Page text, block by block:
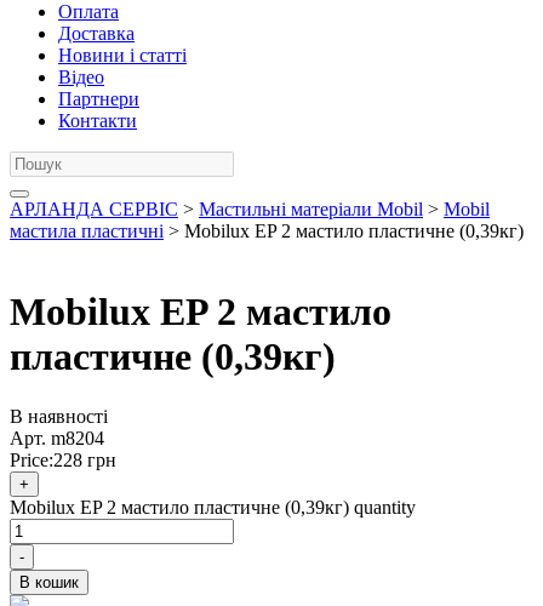
Оплата
Доставка
Новини і статті
Відео
Партнери
Контакти
АРЛАНДА СЕРВІС > Мастильні матеріали Mobil > Mobil
мастила пластичні > Mobilux EP 2 мастило пластичне (0,39кг)
Mobilux EP 2 мастило
пластичне (0,39кг)
В наявності
Арт. m8204
Price:228 грн
+
Mobilux EP 2 мастило пластичне (0,39кг) quantity
-
В кошик